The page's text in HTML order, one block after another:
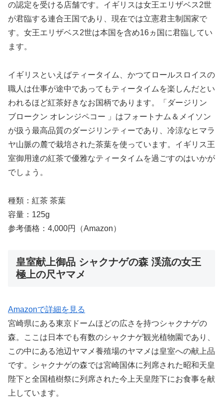
の認定を受ける店舗です。イギリスは女王エリザベス2世
が君臨する連合王国であり、現在では立憲君主制国家で
す。女王エリザベス2世は本国を含め16ヵ国に君臨してい
ます。
イギリスといえばティータイム、かつてロールスロイスの
職人は仕事が途中であってもティータイムを楽しんだとい
われるほど紅茶好きなお国柄であります。「ダージリン
ブロークン オレンジペコー 」はフォートナム＆メイソン
が扱う最高品質のダージリンティーであり、冷涼なヒマラ
ヤ山脈の麓で栽培された茶葉を使っています。イギリス王
室御用達の紅茶で優雅なティータイムを過ごすのはいかが
でしょう。
種類：紅茶 茶葉
容量：125g
参考価格：4,000円（Amazon）
皇室献上御品 シャクナゲの森 渓流の女王
極上の尺ヤマメ
Amazonで詳細を見る
宮崎県にある東京ドームほどの広さを持つシャクナゲの
森。ここは日本でも有数のシャクナゲ観光植物園であり、
この中にある池辺ヤマメ養殖場のヤマメは皇室への献上品
です。シャクナゲの森では宮崎国体に列席された昭和天皇
陛下と全国植樹祭に列席された今上天皇陛下にお食事を献
上しています。